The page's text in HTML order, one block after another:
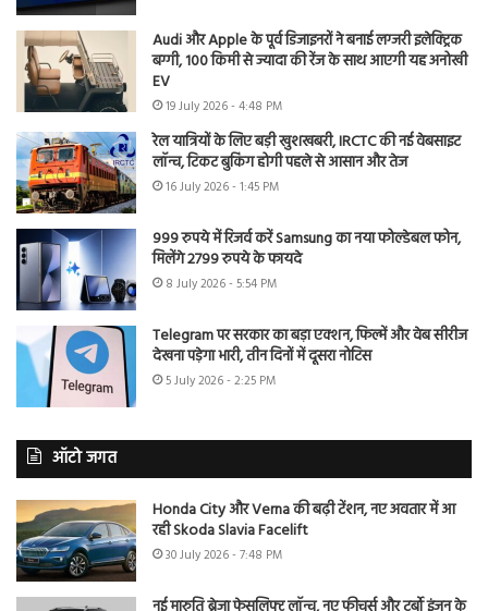
Audi और Apple के पूर्व डिजाइनरों ने बनाई लग्जरी इलेक्ट्रिक
बग्गी, 100 किमी से ज्यादा की रेंज के साथ आएगी यह अनोखी
EV
19 July 2026 - 4:48 PM
रेल यात्रियों के लिए बड़ी खुशखबरी, IRCTC की नई वेबसाइट
लॉन्च, टिकट बुकिंग होगी पहले से आसान और तेज
16 July 2026 - 1:45 PM
999 रुपये में रिजर्व करें Samsung का नया फोल्डेबल फोन,
मिलेंगे 2799 रुपये के फायदे
8 July 2026 - 5:54 PM
Telegram पर सरकार का बड़ा एक्शन, फिल्में और वेब सीरीज
देखना पड़ेगा भारी, तीन दिनों में दूसरा नोटिस
5 July 2026 - 2:25 PM
ऑटो जगत
Honda City और Verna की बढ़ी टेंशन, नए अवतार में आ
रही Skoda Slavia Facelift
30 July 2026 - 7:48 PM